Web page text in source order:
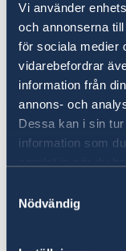
Vi använder
och annonserna
för sociala medier
vidarebefordrar
information från
annons- och
Dessa kan i sin
information som
Nödvändig
När du vistas
på stränder
det viktigt att
solbad och
resortöar.
Alkohol får
områden